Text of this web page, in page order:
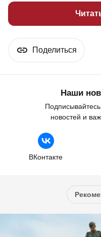
Поделиться
Наши
новостей и
ВКонтакте